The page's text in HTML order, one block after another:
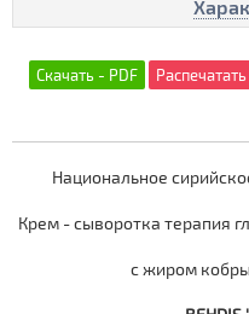
Национальное
Крем - сыворотка терапия
с жиром